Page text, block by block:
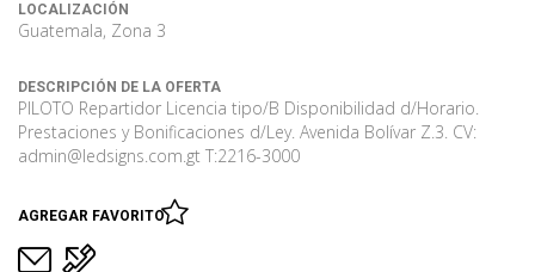
LOCALIZACIÓN
Guatemala, Zona 3
DESCRIPCIÓN DE LA OFERTA
PILOTO Repartidor Licencia tipo/B Disponibilidad d/Horario.
Prestaciones y Bonificaciones d/Ley. Avenida Bolívar Z.3. CV:
admin@ledsigns.com.gt T:2216-3000
AGREGAR FAVORITO